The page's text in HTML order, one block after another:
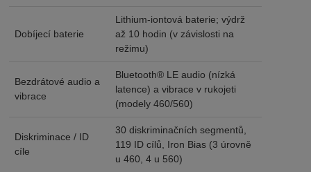
Dobíjecí baterie
Lithium-iontová baterie; výdrž
až 10 hodin (v závislosti na
režimu)
Bezdrátové audio a
vibrace
Bluetooth® LE audio (nízká
latence) a vibrace v rukojeti
(modely 460/560)
Diskriminace / ID
cíle
30 diskriminačních segmentů,
119 ID cílů, Iron Bias (3 úrovně
u 460, 4 u 560)